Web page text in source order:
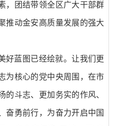
，团结带领全区广大干部群
推动金安高质量发展的强大
好蓝图已经绘就。让我们更
为核心的党中央周围，在市
的斗志、更加务实的作风、
奋勇前行，为奋力开启中国